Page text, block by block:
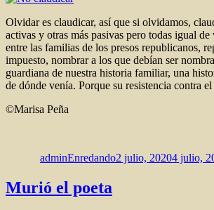
Olvidar es claudicar, así que si olvidamos,
activas y otras más pasivas pero todas igual
entre las familias de los presos republicanos,
impuesto, nombrar a los que debían ser
guardiana de nuestra historia familiar, una
de dónde venía. Porque su resistencia contra
©Marisa Peña
adminEnredando2 julio, 20204 julio,
Murió el poeta